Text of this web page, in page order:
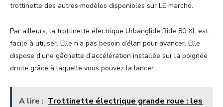
trottinette des autres modèles disponibles sur LE marché.
Par ailleurs, la trottinette électrique Urbanglide Ride 80 XL est
facile à utiliser. Elle n’a pas besoin d’élan pour avancer. Elle
dispose d’une gâchette d’accélération installée sur la poignée
droite grâce à laquelle vous pouvez la lancer.
A lire : Trottinette électrique grande roue : les